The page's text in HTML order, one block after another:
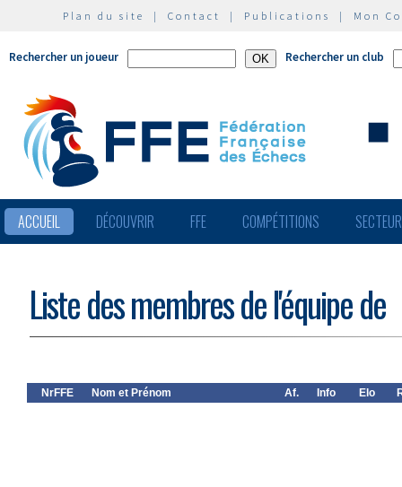
Plan du site | Contact | Publications | Mon
Rechercher un joueur Rechercher un club
ACCUEIL DÉCOUVRIR FFE COMPÉTITIONS
Liste des membres de l'équipe de
NrFFE Nom et Prénom Af. Info Elo